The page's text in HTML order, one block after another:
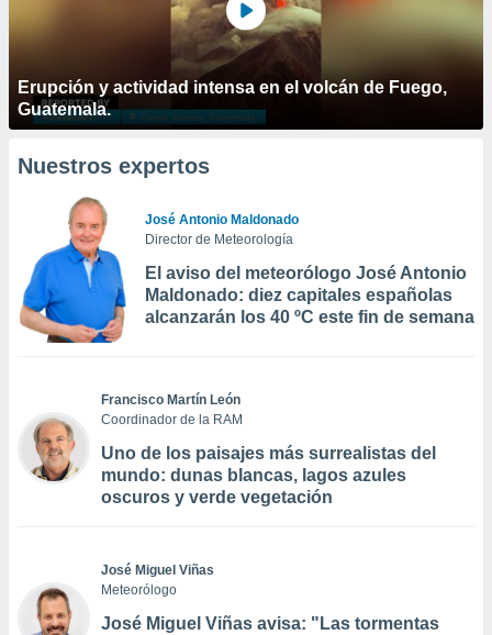
Erupción y actividad intensa en el volcán de Fuego,
Guatemala.
Nuestros expertos
José Antonio Maldonado
Director de Meteorología
El aviso del meteorólogo José Antonio
Maldonado: diez capitales españolas
alcanzarán los 40 ºC este fin de semana
Francisco Martín León
Coordinador de la RAM
Uno de los paisajes más surrealistas del
mundo: dunas blancas, lagos azules
oscuros y verde vegetación
José Miguel Viñas
Meteorólogo
José Miguel Viñas avisa: "Las tormentas